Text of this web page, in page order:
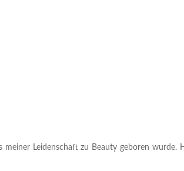
Leidenschaft zu Beauty geboren